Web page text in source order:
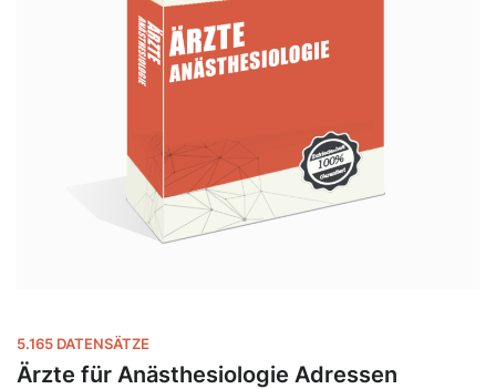
5.165 DATENSÄTZE
Ärzte für Anästhesiologie Adressen